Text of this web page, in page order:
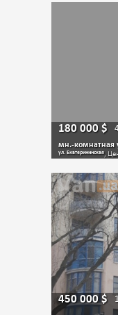
180 000 $
мн.-комнатная
ул. Екатерининская,
450 000$